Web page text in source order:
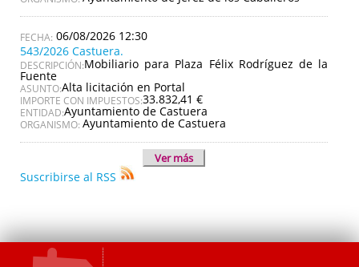
06/08/2026 12:30
543/2026 Castuera.
DESCRIPCIÓN:Mobiliario para Plaza Félix Rodríguez de la
Fuente
ASUNTO:Alta licitación en Portal
IMPORTE CON IMPUESTOS:33.832,41 €
ENTIDAD:Ayuntamiento de Castuera
ORGANISMO: Ayuntamiento de Castuera
Ver más
Suscribirse al RSS